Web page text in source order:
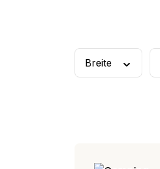
Breite